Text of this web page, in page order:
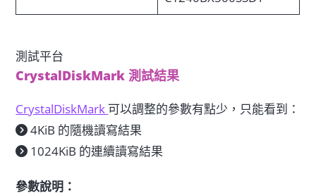
測試平台
CrystalDiskMark 測試結果
CrystalDiskMark 可以調整的參數有點少，只能看到：
4KiB 的隨機讀寫結果
1024KiB 的連續讀寫結果
參數說明：